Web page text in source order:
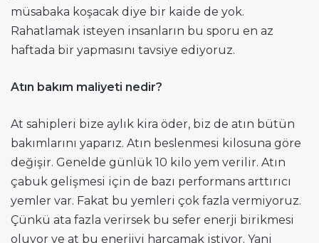
müsabaka koşacak diye bir kaide de yok.
Rahatlamak isteyen insanların bu sporu en az
haftada bir yapmasını tavsiye ediyoruz.
Atın bakım maliyeti nedir?
At sahipleri bize aylık kira öder, biz de atın bütün
bakımlarını yaparız. Atın beslenmesi kilosuna göre
değişir. Genelde günlük 10 kilo yem verilir. Atın
çabuk gelişmesi için de bazı performans arttırıcı
yemler var. Fakat bu yemleri çok fazla vermiyoruz.
Çünkü ata fazla verirsek bu sefer enerji birikmesi
oluyor ve at bu enerjiyi harcamak istiyor. Yani